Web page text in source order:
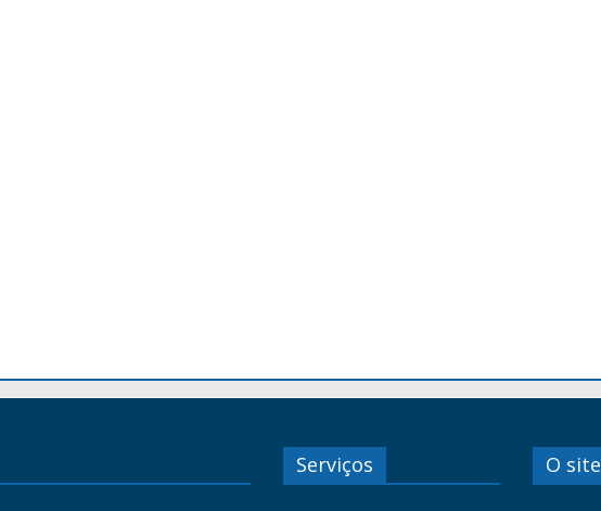
Serviços O site